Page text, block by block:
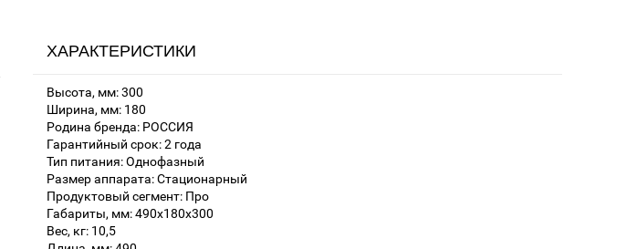
ХАРАКТЕРИСТИКИ
Высота, мм: 300
Ширина, мм: 180
Родина бренда: РОССИЯ
Гарантийный срок: 2 года
Тип питания: Однофазный
Размер аппарата: Стационарный
Продуктовый сегмент: Про
Габариты, мм: 490x180x300
Вес, кг: 10,5